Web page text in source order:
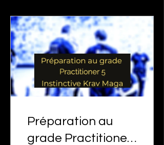
Préparation au
grade Practitioner